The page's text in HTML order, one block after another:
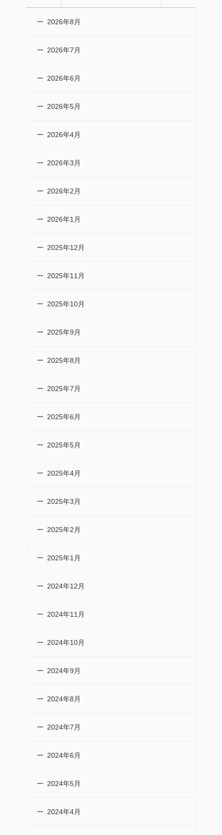
2026年8月
2026年7月
2026年6月
2026年5月
2026年4月
2026年3月
2026年2月
2026年1月
2025年12月
2025年11月
2025年10月
2025年9月
2025年8月
2025年7月
2025年6月
2025年5月
2025年4月
2025年3月
2025年2月
2025年1月
2024年12月
2024年11月
2024年10月
2024年9月
2024年8月
2024年7月
2024年6月
2024年5月
2024年4月